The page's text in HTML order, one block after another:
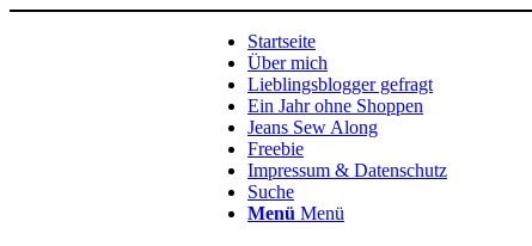
Startseite
Über mich
Lieblingsblogger gefragt
Ein Jahr ohne Shoppen
Jeans Sew Along
Freebie
Impressum & Datenschutz
Suche
Menü Menü